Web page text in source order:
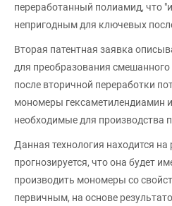
переработанный полиамид, что
непригодным для ключевых
Вторая патентная заявка
для преобразования
после вторичной переработки
мономеры гексаметилендиамин
необходимые для производства
Данная технология находится
прогнозируется, что она будет
производить мономеры со
первичным, на основе